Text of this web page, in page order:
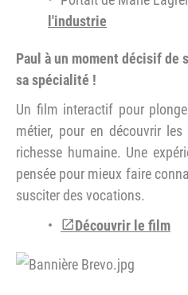
l'industrie
Paul à un moment décisif de
sa spécialité !
Un film interactif pour
métier, pour en découvrir
richesse humaine. Une
pensée pour mieux faire
susciter des vocations.
Découvrir le film